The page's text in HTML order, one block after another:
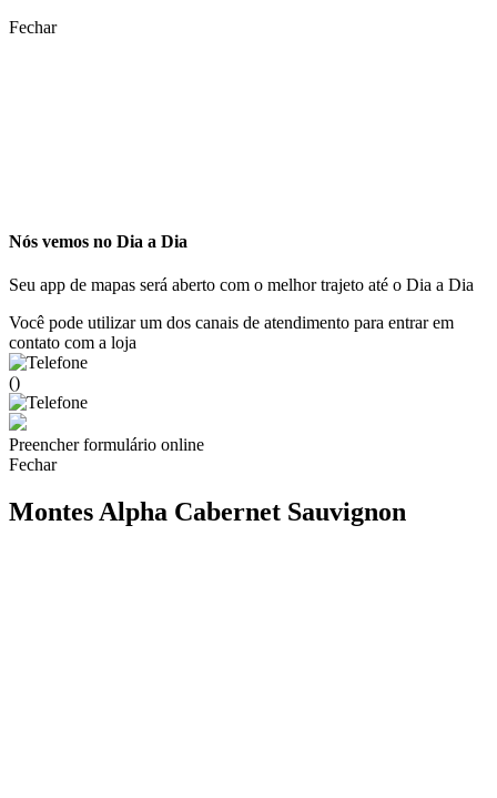
Fechar
Nós vemos no Dia a Dia
Seu app de mapas será aberto com o melhor trajeto até o Dia a Dia
Você pode utilizar um dos canais de atendimento para entrar em
contato com a loja
()
Preencher formulário online
Fechar
Montes Alpha Cabernet Sauvignon